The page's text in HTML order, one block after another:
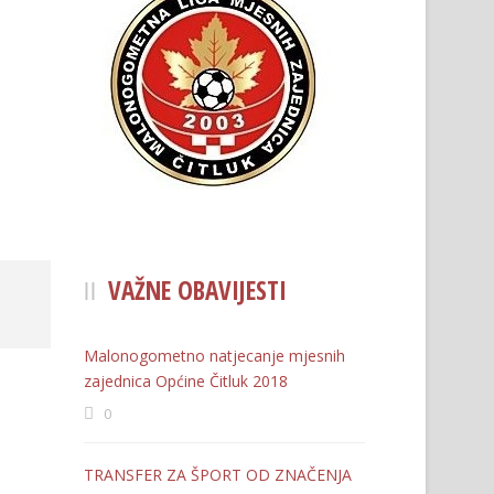
VAŽNE OBAVIJESTI
Malonogometno natjecanje mjesnih
zajednica Općine Čitluk 2018
0
TRANSFER ZA ŠPORT OD ZNAČENJA